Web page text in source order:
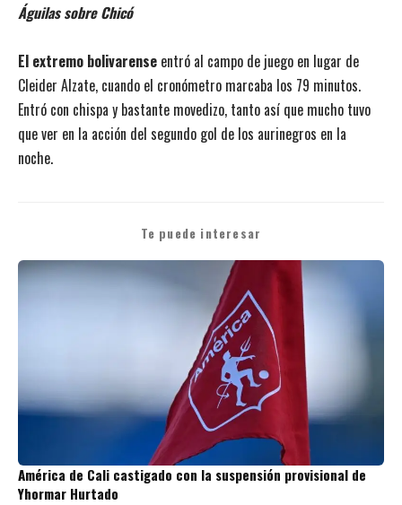
Águilas sobre Chicó
El extremo bolivarense entró al campo de juego en lugar de
Cleider Alzate, cuando el cronómetro marcaba los 79 minutos.
Entró con chispa y bastante movedizo, tanto así que mucho tuvo
que ver en la acción del segundo gol de los aurinegros en la
noche.
Te puede interesar
América de Cali castigado con la suspensión provisional de
Yhormar Hurtado